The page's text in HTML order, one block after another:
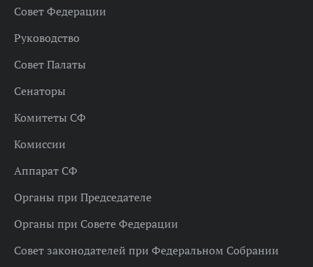
Совет Федерации
Руководство
Совет Палаты
Сенаторы
Комитеты СФ
Комиссии
Аппарат СФ
Органы при Председателе
Органы при Совете Федерации
Совет законодателей при Федеральном Собрании